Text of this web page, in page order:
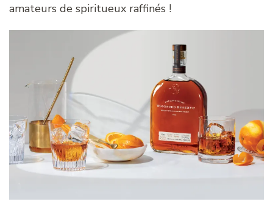
amateurs de spiritueux raffinés !